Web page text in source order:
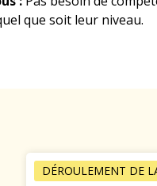
que soit leur niveau.
DÉROULEMENT DE